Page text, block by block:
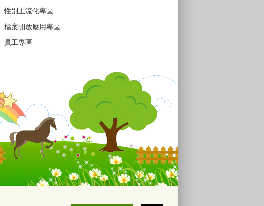
性別主流化專區
檔案開放應用專區
員工專區